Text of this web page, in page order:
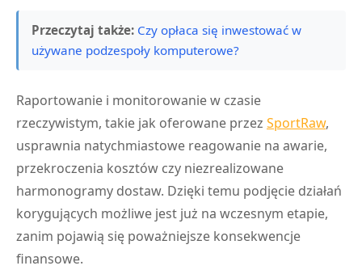
Przeczytaj także: Czy opłaca się inwestować w
używane podzespoły komputerowe?
Raportowanie i monitorowanie w czasie
rzeczywistym, takie jak oferowane przez SportRaw,
usprawnia natychmiastowe reagowanie na awarie,
przekroczenia kosztów czy niezrealizowane
harmonogramy dostaw. Dzięki temu podjęcie działań
korygujących możliwe jest już na wczesnym etapie,
zanim pojawią się poważniejsze konsekwencje
finansowe.